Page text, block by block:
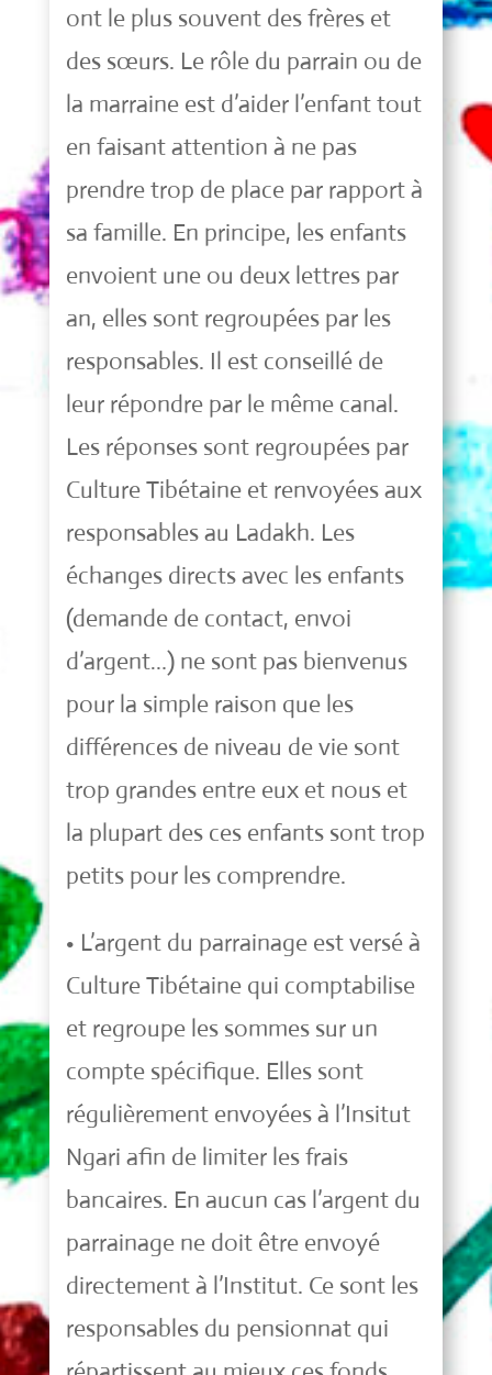
ont le plus souvent des frères et
des sœurs. Le rôle du parrain ou de
la marraine est d’aider l’enfant tout
en faisant attention à ne pas
prendre trop de place par rapport à
sa famille. En principe, les enfants
envoient une ou deux lettres par
an, elles sont regroupées par les
responsables. Il est conseillé de
leur répondre par le même canal.
Les réponses sont regroupées par
Culture Tibétaine et renvoyées aux
responsables au Ladakh. Les
échanges directs avec les enfants
(demande de contact, envoi
d’argent…) ne sont pas bienvenus
pour la simple raison que les
différences de niveau de vie sont
trop grandes entre eux et nous et
la plupart des ces enfants sont trop
petits pour les comprendre.
• L’argent du parrainage est versé à
Culture Tibétaine qui comptabilise
et regroupe les sommes sur un
compte spécifique. Elles sont
régulièrement envoyées à l’Insitut
Ngari afin de limiter les frais
bancaires. En aucun cas l’argent du
parrainage ne doit être envoyé
directement à l’Institut. Ce sont les
responsables du pensionnat qui